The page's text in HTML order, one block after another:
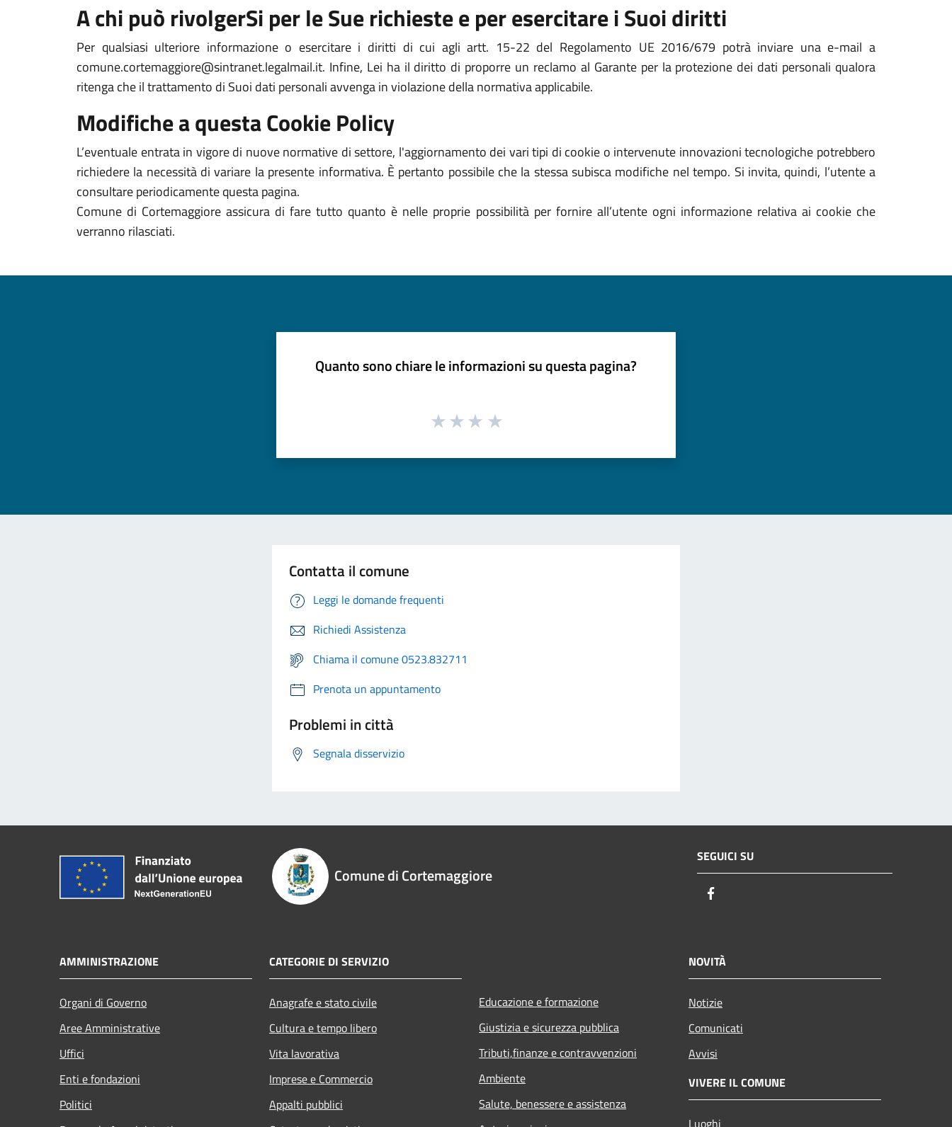
A chi può rivolgerSi per le Sue richieste e per esercitare i Suoi diritti
Per qualsiasi ulteriore informazione o esercitare i diritti di cui agli artt. 15-22 del Regolamento UE 2016/679 potrà inviare una e-mail a
comune.cortemaggiore@sintranet.legalmail.it. Infine, Lei ha il diritto di proporre un reclamo al Garante per la protezione dei dati personali qualora
ritenga che il trattamento di Suoi dati personali avvenga in violazione della normativa applicabile.
Modifiche a questa Cookie Policy
L’eventuale entrata in vigore di nuove normative di settore, l'aggiornamento dei vari tipi di cookie o intervenute innovazioni tecnologiche potrebbero
richiedere la necessità di variare la presente informativa. È pertanto possibile che la stessa subisca modifiche nel tempo. Si invita, quindi, l’utente a
consultare periodicamente questa pagina.
Comune di Cortemaggiore assicura di fare tutto quanto è nelle proprie possibilità per fornire all’utente ogni informazione relativa ai cookie che
verranno rilasciati.
Quanto sono chiare le informazioni su questa pagina?
Contatta il comune
Leggi le domande frequenti
Richiedi Assistenza
Chiama il comune 0523.832711
Prenota un appuntamento
Problemi in città
Segnala disservizio
Comune di Cortemaggiore
SEGUICI SU
AMMINISTRAZIONE
Organi di Governo
Aree Amministrative
Uffici
Enti e fondazioni
Politici
CATEGORIE DI SERVIZIO
Anagrafe e stato civile
Cultura e tempo libero
Vita lavorativa
Imprese e Commercio
Appalti pubblici
Educazione e formazione
Giustizia e sicurezza pubblica
Tributi,finanze e contravvenzioni
Ambiente
Salute, benessere e assistenza
NOVITÀ
Notizie
Comunicati
Avvisi
VIVERE IL COMUNE
Luoghi